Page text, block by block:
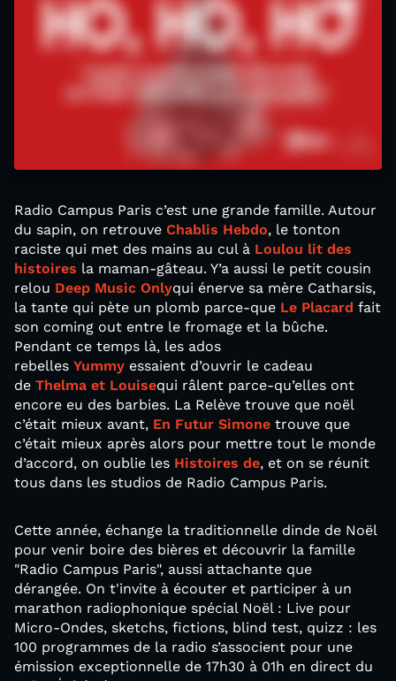
Radio Campus Paris c’est une grande famille. Autour
du sapin, on retrouve Chablis Hebdo, le tonton
raciste qui met des mains au cul à Loulou lit des
histoires la maman-gâteau. Y’a aussi le petit cousin
relou Deep Music Onlyqui énerve sa mère Catharsis,
la tante qui pète un plomb parce-que Le Placard fait
son coming out entre le fromage et la bûche.
Pendant ce temps là, les ados
rebelles Yummy essaient d’ouvrir le cadeau
de Thelma et Louisequi râlent parce-qu’elles ont
encore eu des barbies. La Relève trouve que noël
c’était mieux avant, En Futur Simone trouve que
c’était mieux après alors pour mettre tout le monde
d’accord, on oublie les Histoires de, et on se réunit
tous dans les studios de Radio Campus Paris.
Cette année, échange la traditionnelle dinde de Noël
pour venir boire des bières et découvrir la famille
"Radio Campus Paris", aussi attachante que
dérangée. On t'invite à écouter et participer à un
marathon radiophonique spécial Noël : Live pour
Micro-Ondes, sketchs, fictions, blind test, quizz : les
100 programmes de la radio s’associent pour une
émission exceptionnelle de 17h30 à 01h en direct du